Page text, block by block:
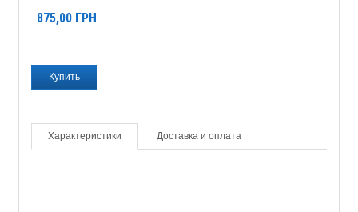
875,00 ГРН
Характеристики Доставка и оплата